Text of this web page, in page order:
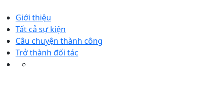
to
content
Giới thiệu
Tất cả sự kiện
Câu chuyện thành công
Trở thành đối tác